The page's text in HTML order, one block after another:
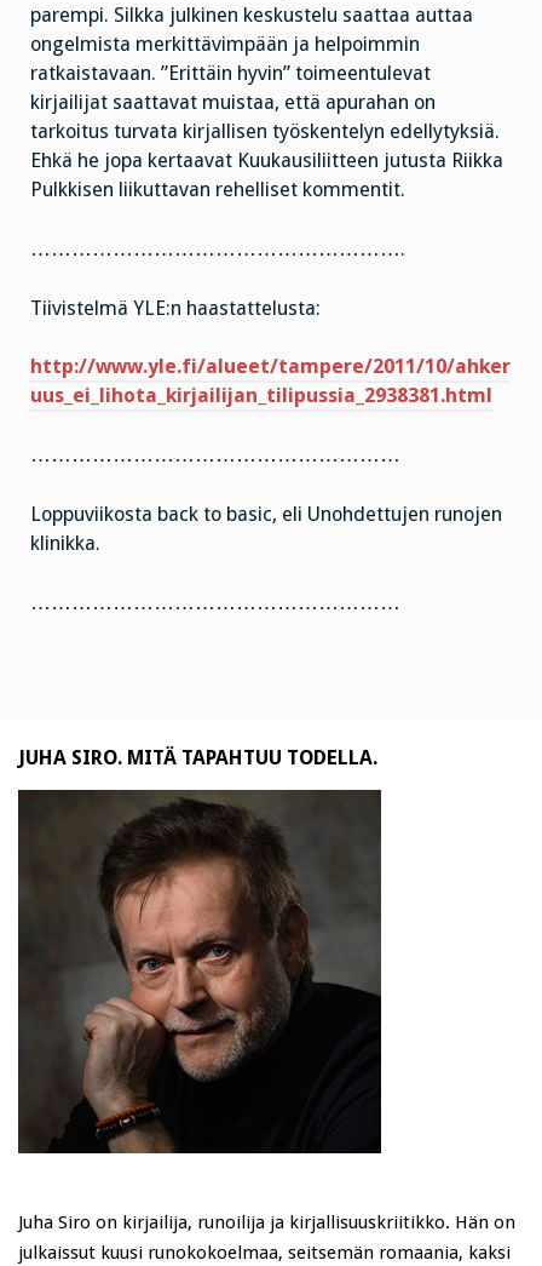
parempi. Silkka julkinen keskustelu saattaa auttaa
ongelmista merkittävimpään ja helpoimmin
ratkaistavaan. ”Erittäin hyvin” toimeentulevat
kirjailijat saattavat muistaa, että apurahan on
tarkoitus turvata kirjallisen työskentelyn edellytyksiä.
Ehkä he jopa kertaavat Kuukausiliitteen jutusta Riikka
Pulkkisen liikuttavan rehelliset kommentit.
……………………………………………….
Tiivistelmä YLE:n haastattelusta:
http://www.yle.fi/alueet/tampere/2011/10/ahker
uus_ei_lihota_kirjailijan_tilipussia_2938381.html
………………………………………………
Loppuviikosta back to basic, eli Unohdettujen runojen
klinikka.
………………………………………………
JUHA SIRO. MITÄ TAPAHTUU TODELLA.
Juha Siro on kirjailija, runoilija ja kirjallisuuskriitikko. Hän on
julkaissut kuusi runokokoelmaa, seitsemän romaania, kaksi